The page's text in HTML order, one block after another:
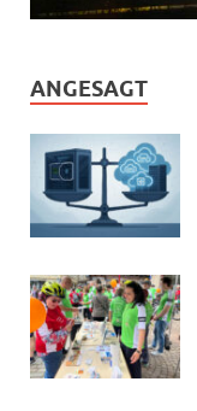
ANGESAGT